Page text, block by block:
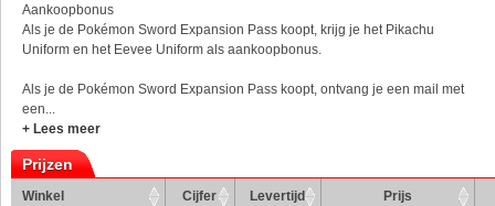
Aankoopbonus
Als je de Pokémon Sword Expansion Pass koopt, krijg je het Pikachu
Uniform en het Eevee Uniform als aankoopbonus.
Als je de Pokémon Sword Expansion Pass koopt, ontvang je een mail met
een...
+ Lees meer
Prijzen
Winkel Cijfer Levertijd Prijs